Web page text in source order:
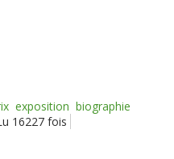
exposition biographie
16227 fois